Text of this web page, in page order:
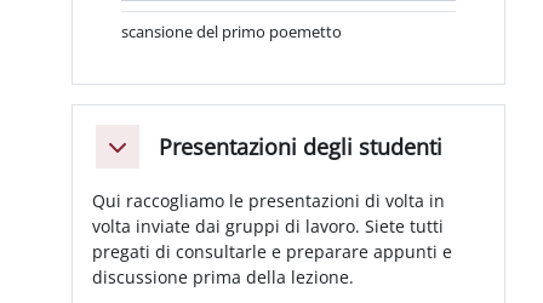
scansione del primo poemetto
ColapsarPresentazioni degli studenti
Qui raccogliamo le presentazioni di volta in
volta inviate dai gruppi di lavoro. Siete tutti
pregati di consultarle e preparare appunti e
discussione prima della lezione.